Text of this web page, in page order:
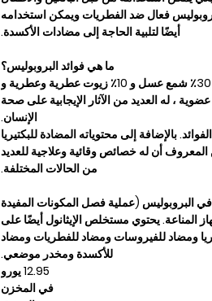
فعال ضد الفطريات ويمكن استخدامه
أيضًا لتلبية الحاجة إلى مضادات الأكسدة.
ما هي فوائد البروبوليس؟
ثبت أن العكبر الذي يتكون من 50٪ راتينج و 30٪ شمع عسل و 10٪ زيوت عطرية وعطرية و
وبقايا عضوية ، له العديد من الآثار الإيجابية على صحة
الإنسان.
بالإضافة إلى محتوياته المضادة للبكتيريا
المعروف أن له خصائص وقائية وعلاجية للعديد
من الحالات المختلفة.
البروبوليس (عملية فصل المكونات المفيدة
المناعة. يحتوي مستخلص الإيثانول أيضًا على
ومضاد للفيروسات ومضاد للفطريات ومضاد
للأكسدة ومخدر موضعي.
12.95 يورو
في المخزن